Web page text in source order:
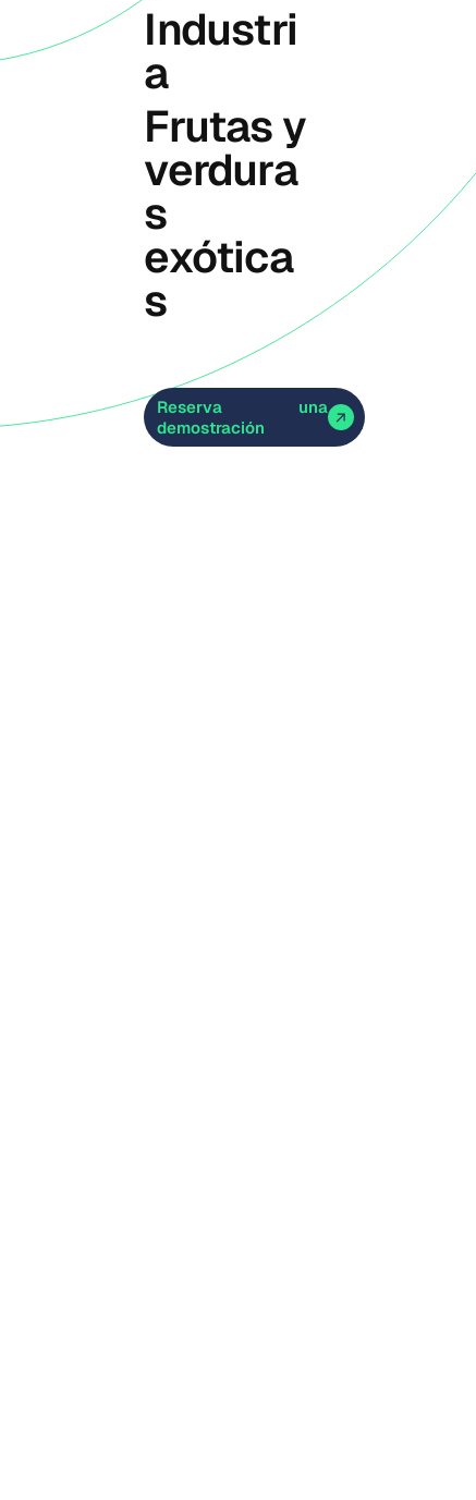
Industri
a
Frutas y
verdura
s
exótica
s
Reserva una
demostración